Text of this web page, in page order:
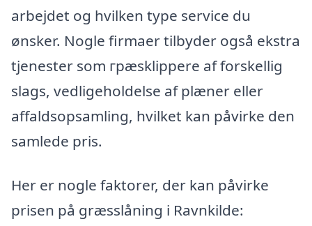
arbejdet og hvilken type service du
ønsker. Nogle firmaer tilbyder også ekstra
tjenester som грæsklippere af forskellig
slags, vedligeholdelse af plæner eller
affaldsopsamling, hvilket kan påvirke den
samlede pris.
Her er nogle faktorer, der kan påvirke
prisen på græsslåning i Ravnkilde: